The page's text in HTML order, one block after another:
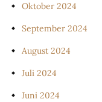
Oktober 2024
September 2024
August 2024
Juli 2024
Juni 2024